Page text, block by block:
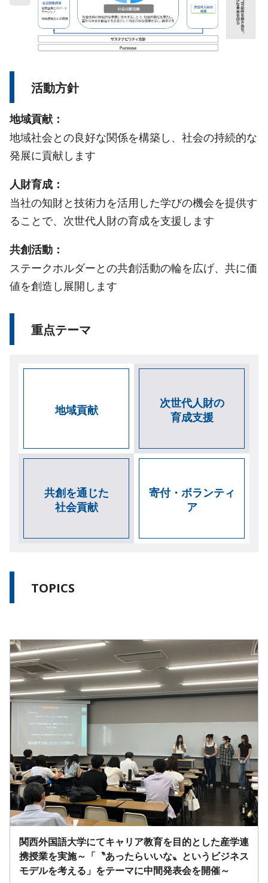
活動方針
地域貢献：
地域社会との良好な関係を構築し、社会の持続的な
発展に貢献します
人財育成：
当社の知財と技術力を活用した学びの機会を提供す
ることで、次世代人財の育成を支援します
共創活動：
ステークホルダーとの共創活動の輪を広げ、共に価
値を創造し展開します
重点テーマ
地域貢献
次世代人財の
育成支援
共創を通じた
社会貢献
寄付・ボランティ
ア
TOPICS
関西外国語大学にてキャリア教育を目的とした産学連
携授業を実施～「〝あったらいいな〟というビジネス
モデルを考える」をテーマに中間発表会を開催～